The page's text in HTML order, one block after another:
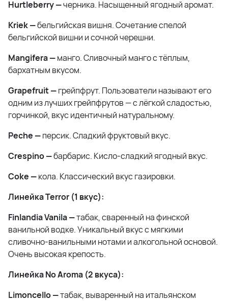
Hurtleberry —черника. Насыщенный ягодный аромат.
Kriek —бельгийская вишня. Сочетание спелой
бельгийской вишни и сочной черешни.
Mangifera —манго. Сливочный манго с тёплым,
бархатным вкусом.
Grapefruit —грейпфрут. Пользователи называют его
одним из лучших грейпфрутов — с лёгкой сладостью,
горчинкой, вкус идентичный натуральному.
Peche —персик. Сладкий фруктовый вкус.
Crespino —барбарис. Кисло-сладкий ягодный вкус.
Coke —кола. Классический вкус газировки.
Линейка Terror (1 вкус):
Finlandia Vanila —табак, сваренный на финской
ванильной водке. Уникальный вкус с мягкими
сливочно-ванильными нотами и алкогольной основой.
Очень высокая крепость.
Линейка No Aroma (2 вкуса):
Limoncello —табак, вываренный на итальянском